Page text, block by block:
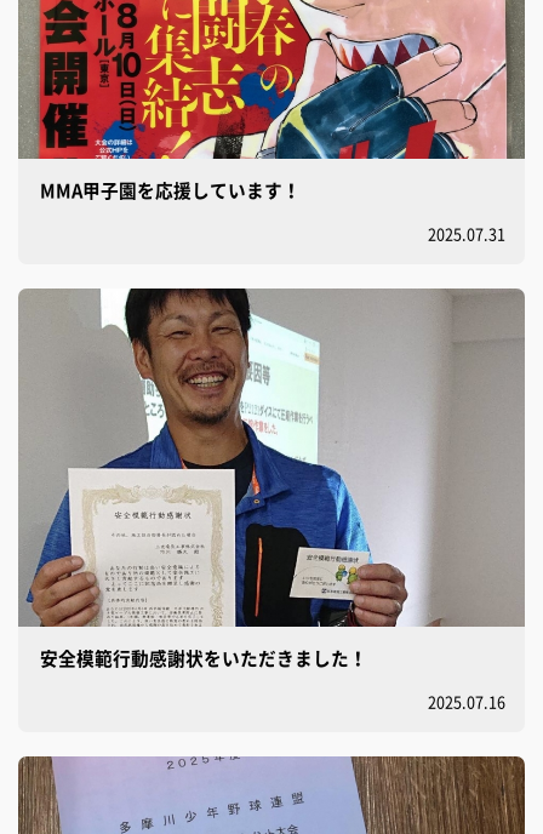
MMA甲子園を応援しています！
2025.07.31
安全模範行動感謝状をいただきました！
2025.07.16